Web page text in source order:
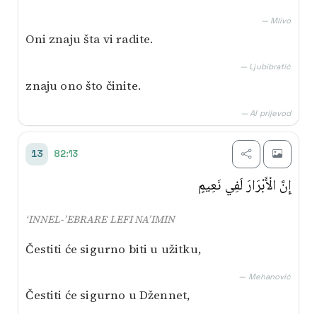
— Mlivo
Oni znaju šta vi radite.
— Ljubibratić
znaju ono što činite.
— AI prijevod
13 82:13
إِنَّ الْأَبْرَارَ لَفِي نَعِيمٍ
‘INNEL-’EBRARE LEFI NA’IMIN
Čestiti će sigurno biti u užitku,
— Mehanović
Čestiti će sigurno u Džennet,